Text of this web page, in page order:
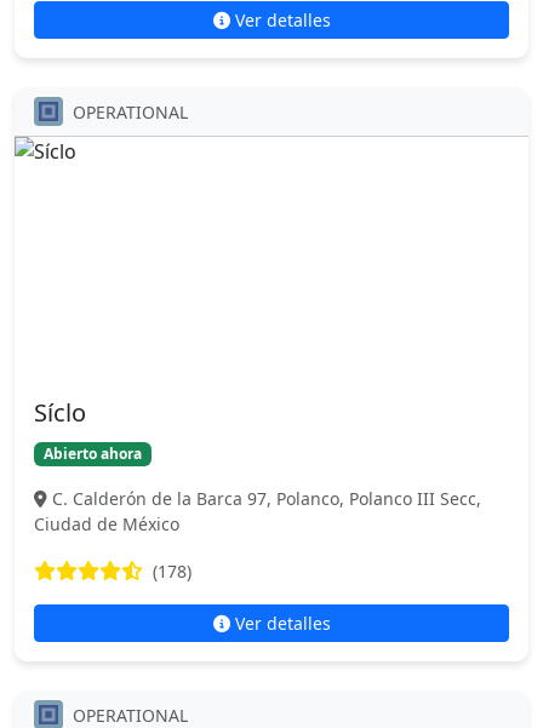
Ver detalles
OPERATIONAL
Síclo
Abierto ahora
C. Calderón de la Barca 97, Polanco, Polanco III Secc,
Ciudad de México
(178)
Ver detalles
OPERATIONAL